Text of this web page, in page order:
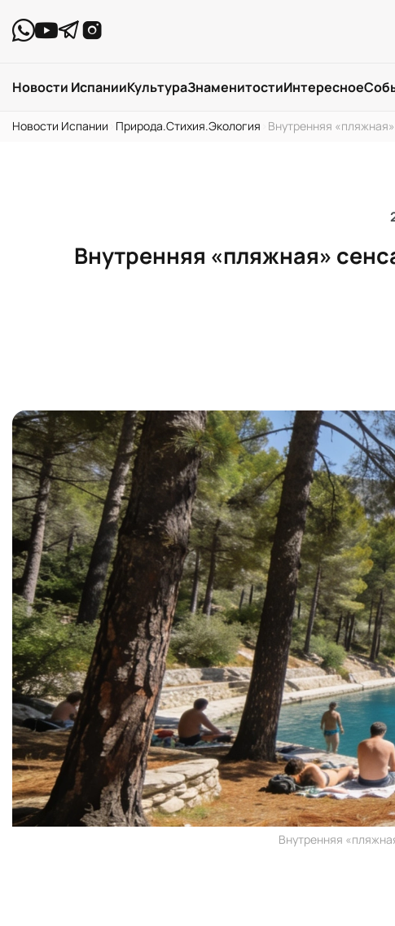
Новости ИспанииКультураЗнаменитостиИнтересное
Новости Испании Природа.Стихия.Экология Внутренняя
Внутренняя «пляжная»
Внутренняя